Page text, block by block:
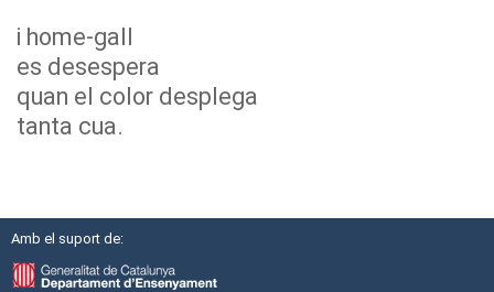
i home-gall
es desespera
quan el color desplega
tanta cua.
Amb el suport de: